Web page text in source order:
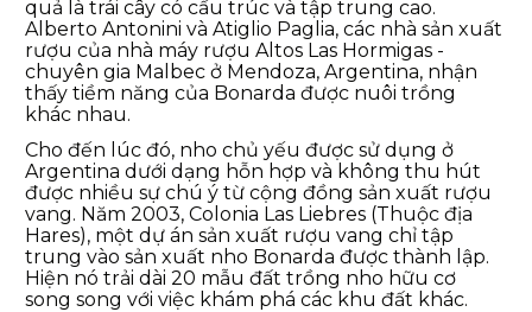
quả là trái cây có cấu trúc và tập trung cao.
Alberto Antonini và Atiglio Paglia, các nhà sản xuất
rượu của nhà máy rượu Altos Las Hormigas -
chuyên gia Malbec ở Mendoza, Argentina, nhận
thấy tiềm năng của Bonarda được nuôi trồng
khác nhau.
Cho đến lúc đó, nho chủ yếu được sử dụng ở
Argentina dưới dạng hỗn hợp và không thu hút
được nhiều sự chú ý từ cộng đồng sản xuất rượu
vang. Năm 2003, Colonia Las Liebres (Thuộc địa
Hares), một dự án sản xuất rượu vang chỉ tập
trung vào sản xuất nho Bonarda được thành lập.
Hiện nó trải dài 20 mẫu đất trồng nho hữu cơ
song song với việc khám phá các khu đất khác.